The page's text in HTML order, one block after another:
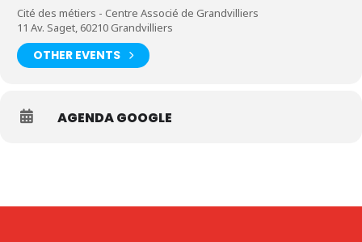
Cité des métiers - Centre Associé de Grandvilliers
11 Av. Saget, 60210 Grandvilliers
OTHER EVENTS
AGENDA GOOGLE